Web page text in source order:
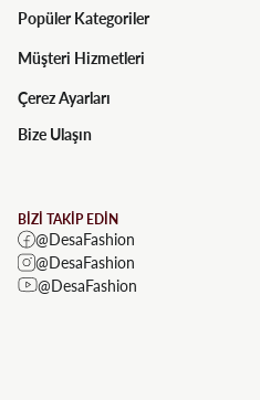
Popüler Kategoriler
Müşteri Hizmetleri
Çerez Ayarları
Bize Ulaşın
BİZİ TAKİP EDİN
@DesaFashion
@DesaFashion
@DesaFashion